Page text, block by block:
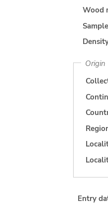
Wood
Origin
Entry